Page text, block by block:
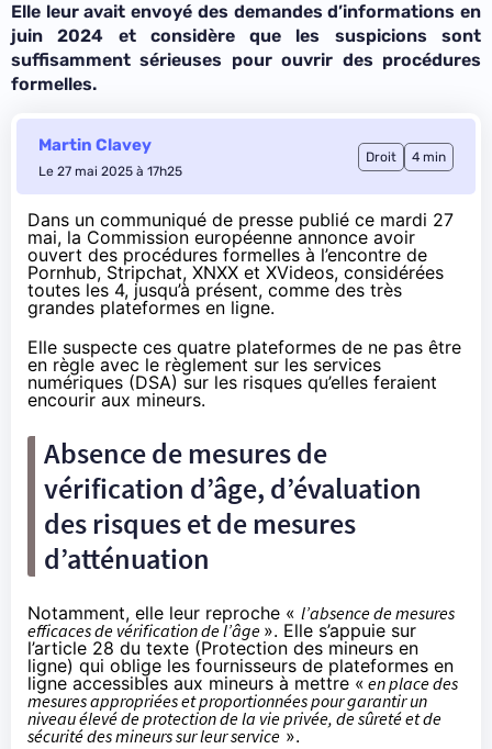
Elle leur avait envoyé des demandes d’informations en
juin 2024 et considère que les suspicions sont
suffisamment sérieuses pour ouvrir des procédures
formelles.
Martin Clavey
Le 27 mai 2025 à 17h25
Droit 4 min
Dans un communiqué de presse publié ce mardi 27
mai, la Commission européenne annonce avoir
ouvert des procédures formelles à l’encontre de
Pornhub, Stripchat, XNXX et XVideos, considérées
toutes les 4, jusqu’à présent, comme des très
grandes plateformes en ligne.
Elle suspecte ces quatre plateformes de ne pas être
en règle avec le règlement sur les services
numériques (DSA) sur les risques qu’elles feraient
encourir aux mineurs.
Absence de mesures de
vérification d’âge, d’évaluation
des risques et de mesures
d’atténuation
Notamment, elle leur reproche « l’absence de mesures
efficaces de vérification de l’âge ». Elle s’appuie sur
l’article 28 du texte (Protection des mineurs en
ligne) qui oblige les fournisseurs de plateformes en
ligne accessibles aux mineurs à mettre « en place des
mesures appropriées et proportionnées pour garantir un
niveau élevé de protection de la vie privée, de sûreté et de
sécurité des mineurs sur leur service ».